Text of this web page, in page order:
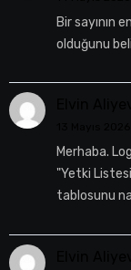
Bir sayının
olduğunu
Merhaba.
"Yetki
tablosunu